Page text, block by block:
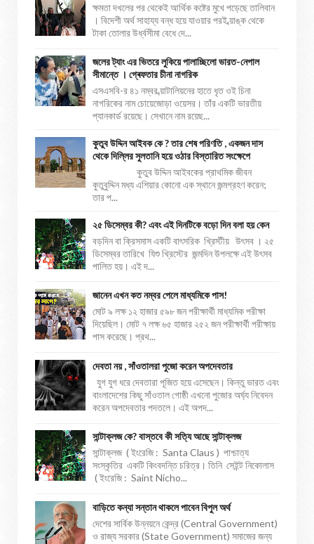
ক্ষমতা দখলের পর থেকেই আর্থিক কষ্টের মুখে পড়েছে তালিবান
। বিদেশী অর্থ সাহায্য বন্ধ হয়ে যাওয়ার পরই ব্য়াঙ্ক থেকে
টাকা তোলার উর্ধ্বসীমা বেধে দে...
জলের ট্যাং এর ভিতরে লুকিয়ে পালাচ্ছিলো ভারত-নেপাল
সীমান্তে । গ্ৰেফতার চীনা নাগরিক
এসএসবি-র ৪১ নম্বর ব্য়াটালিয়নের হাতে ধৃত ওই চিনা
নাগরিকের নাম চোয়েজোড়া ওয়েসর। তাঁর একটি ভারতীয়
প্যানকার্ড রয়েছে। সেখানে নাম রয়েছ...
কুতুব উদ্দিন আইবক কে ? তার শেষ পরিণতি , একজন দাস
থেকে দিল্লির সুলতানি হয়ে ওঠার বিস্তারিত সংক্ষেপে
কুতুব উদ্দিন আইবকের প্রাথমিক জীবন
কুতুবুদ্দিন মধ্য এশিয়ার কোনো এক স্থানে জন্মগ্রহণ করেন;
তার প...
২৫ ডিসেম্বর কী? এবং এই দিনটিকে বড়ো দিন বলা হয় কেন
বড়দিন বা ক্রিসমাস একটি বাৎসরিক খ্রিস্টীয় উৎসব । ২৫
ডিসেম্বর তারিখে যিশু খ্রিস্টের জন্মদিন উপলক্ষে এই উৎসব
পালিত হয়। এই দ...
জানেন এখন কত নম্বর পেলে মাধ্যমিকে পাস!
মোট ৯ লক্ষ ১২ হাজার ৫৯৮ জন পরীক্ষার্থী মাধ্যমিক পরীক্ষা
দিয়েছিল। মোট ৭ লক্ষ ৬৫ হাজার ২৫২ জন পরীক্ষার্থী পরীক্ষায়
পাস করেছে। প্রথ...
দেবতা নয় , সাঁওতালরা পুজো করেন অপদেবতার
যুগ যুগ ধরে দেবতারা পূজিত হয়ে এসেছেন। কিন্তু ভারত এবং
বাংলাদেশের কিছু সাঁওতাল গোষ্ঠী এখনো পুজোর অর্ঘ্য নিবেদন
করেন অপদেবতার পদতলে। এই অপদ...
সান্টাক্লজ কে? বাস্তবে কী সত্যি আছে সান্টাক্লজ
সান্টাক্লজ ( ইংরেজি : Santa Claus ) পাশ্চাত্য
সংস্কৃতির একটি কিংবদন্তি চরিত্র। তিনি সেইন্ট নিকোলাস
( ইংরেজি : Saint Nicho...
বাড়িতে কন্যা সন্তান থাকলে পাবেন বিপুল অর্থ
দেশের সার্বিক উন্নয়নে কেন্দ্র (Central Government)
ও রাজ্য সরকার (State Government) সমাজের জন্য